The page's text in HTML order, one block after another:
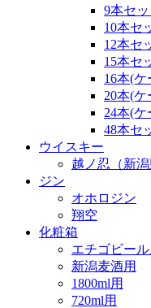
9本セッ
10本セ
12本セ
15本セ
16本(ケ
20本(ケ
24本(ケ
48本セ
ウイスキー
越ノ忍（新
ジン
オホロジン
翔空
化粧箱
エチゴビール
新潟麦酒用
1800ml用
720ml用